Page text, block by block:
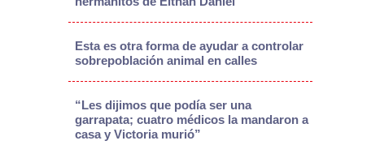
Esta es otra forma de ayudar a controlar
sobrepoblación animal en calles
“Les dijimos que podía ser una
garrapata; cuatro médicos la mandaron a
casa y Victoria murió”